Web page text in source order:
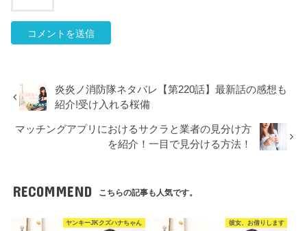
炎炎ノ消防隊ネタバレ【第220話】最新話の感想も
紹介!受け入れる桜備
マッチングアプリにおけるサクラと業者の見分け方
を紹介！一目で見分ける方法！
RECOMMEND こちらの記事も人気です。
ヤンキーJKクズハナちゃん 彼女、お借りします